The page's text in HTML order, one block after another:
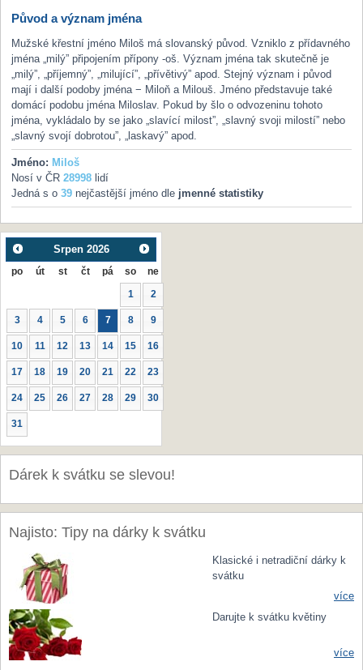
Původ a význam jména
Mužské křestní jméno Miloš má slovanský původ. Vzniklo z přídavného
jména „milý” připojením přípony -oš. Význam jména tak skutečně je
„milý”, „příjemný”, „milující”, „přívětivý” apod. Stejný význam i původ
mají i další podoby jména − Miloň a Milouš. Jméno představuje také
domácí podobu jména Miloslav. Pokud by šlo o odvozeninu tohoto
jména, vykládalo by se jako „slavící milost”, „slavný svoji milostí” nebo
„slavný svojí dobrotou”, „laskavý” apod.
Jméno: Miloš
Nosí v ČR 28998lidí
Jedná s o 39nejčastější jméno dle jmenné statistiky
Srpen 2026
po út st čt pá so ne
1 2
3 4 5 6 7 8 9
10 11 12 13 14 15 16
17 18 19 20 21 22 23
24 25 26 27 28 29 30
31
Dárek k svátku se slevou!
Najisto: Tipy na dárky k svátku
Klasické i netradiční dárky k
svátku
více
Darujte k svátku květiny
více